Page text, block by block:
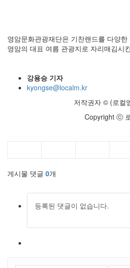
영암문화관광재단은 기찬랜드를 다양한
영암의 대표 여름 관광지로 자리매김시
강용승 기자
kyongse@localm.kr
저작권자 © (로컬
Copyright ⓒ
게시물 댓글 0개
등록된 댓글이 없습니다.